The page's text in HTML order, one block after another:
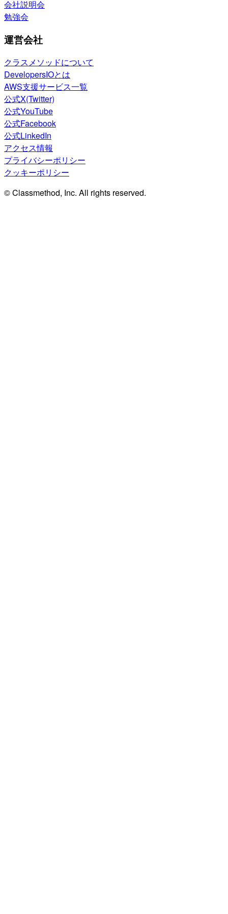
会社説明会
勉強会
運営会社
クラスメソッドについて
DevelopersIOとは
AWS支援サービス一覧
公式X(Twitter)
公式YouTube
公式Facebook
公式LinkedIn
アクセス情報
プライバシーポリシー
クッキーポリシー
© Classmethod, Inc. All rights reserved.